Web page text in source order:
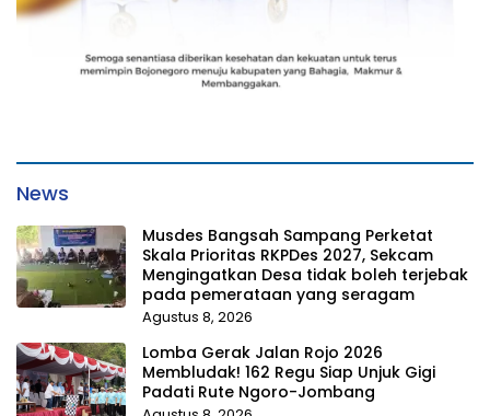
News
Musdes Bangsah Sampang Perketat
Skala Prioritas RKPDes 2027, Sekcam
Mengingatkan Desa tidak boleh terjebak
pada pemerataan yang seragam
Agustus 8, 2026
Lomba Gerak Jalan Rojo 2026
Membludak! 162 Regu Siap Unjuk Gigi
Padati Rute Ngoro-Jombang